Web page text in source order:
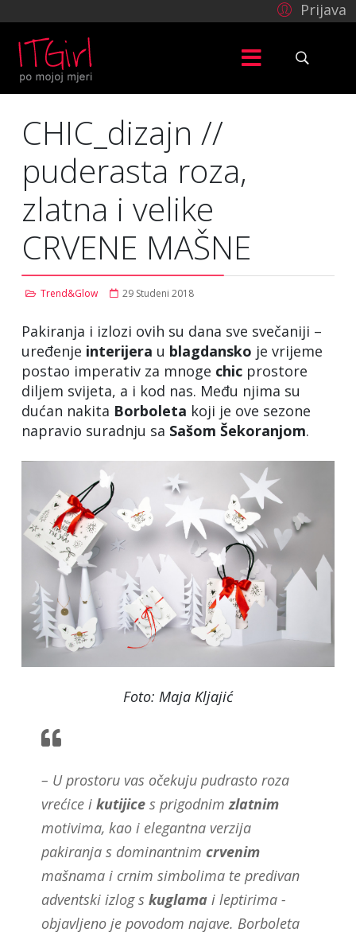
Prijava
CHIC_dizajn //
puderasta roza,
zlatna i velike
CRVENE MAŠNE
Trend&Glow 29 Studeni 2018
Pakiranja i izlozi ovih su dana sve svečaniji –
uređenje interijera u blagdansko je vrijeme
postao imperativ za mnoge chic prostore
diljem svijeta, a i kod nas. Među njima su
dućan nakita Borboleta koji je ove sezone
napravio suradnju sa Sašom Šekoranjom.
Foto: Maja Kljajić
– U prostoru vas očekuju pudrasto roza
vrećice i kutijice s prigodnim zlatnim
motivima, kao i elegantna verzija
pakiranja s dominantnim crvenim
mašnama i crnim simbolima te predivan
adventski izlog s kuglama i leptirima -
objavljeno je povodom najave. Borboleta